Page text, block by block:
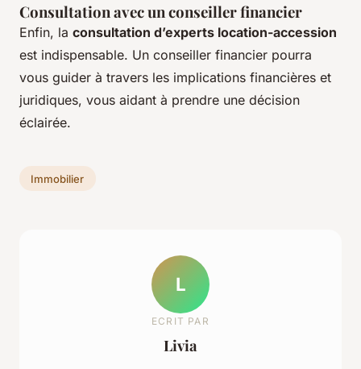
Consultation avec un conseiller financier
Enfin, la consultation d’experts location-accession
est indispensable. Un conseiller financier pourra
vous guider à travers les implications financières et
juridiques, vous aidant à prendre une décision
éclairée.
Immobilier
L
ECRIT PAR
Livia